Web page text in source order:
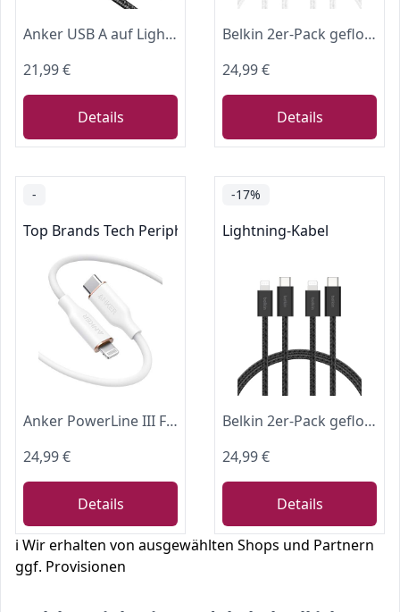
Anker USB A auf Lightning Kabel Premium Nylon MFi [2 Stück, 1,8m]
21,99 €
Details
Belkin 2er-Pack geflochtenes USB-C Ladekabel mit Lightning Connector 1,5 m, biegsames, flexibles Schnellladekabel, Lightning kabel für iPhone 14 und ältere Modelle, iPad 9. Gen. und AirPods – Weiß
24,99 €
Details
-
Top Brands Tech Peripherals
Anker PowerLine III Flow USB C Lightning Kabel Silikagel MFi [1,8m]
24,99 €
Details
-17%
Lightning-Kabel
Belkin 2er-Pack geflochtenes USB-C Ladekabel mit Lightning Connector 1,5 m, biegsames, flexibles Schnellladekabel, Lightning kabel für iPhone 14 und ältere Modelle, iPad 9. Gen. und AirPods – Schwarz
24,99 €
Details
ℹ️ Wir erhalten von ausgewählten Shops und Partnern
ggf. Provisionen